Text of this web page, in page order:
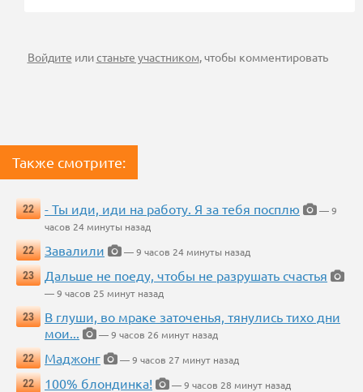
Войдите илистаньте участником, чтобы комментировать
Также смотрите:
22 - Ты иди, иди на работу. Я за тебя посплю
— 9
часов 24 минуты назад
22
Завалили
— 9 часов 24 минуты назад
23
Дальше не поеду, чтобы не разрушать счастья
— 9 часов 25 минут назад
23
В глуши, во мраке заточенья, тянулись тихо дни
мои...
— 9 часов 26 минут назад
22
Маджонг
— 9 часов 27 минут назад
22
100% блондинка!
— 9 часов 28 минут назад